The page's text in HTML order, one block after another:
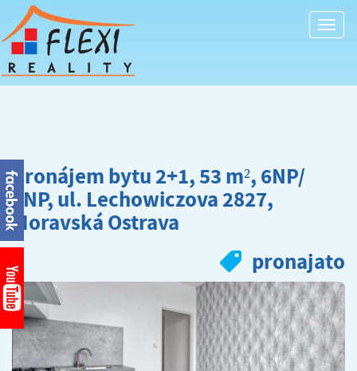
Pronájem bytu 2+1, 53 m², 6NP/
8NP, ul. Lechowiczova 2827,
Moravská Ostrava
pronajato